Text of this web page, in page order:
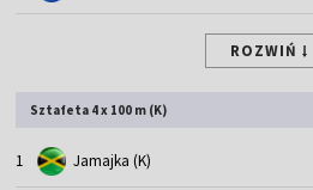
ROZWIŃ
Sztafeta 4 x 100 m (K)
1 Jamajka (K)